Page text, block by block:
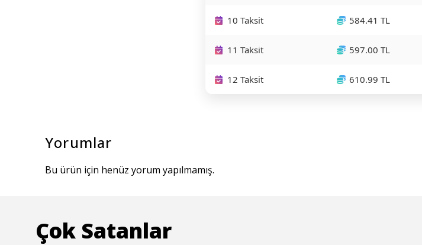
10 Taksit 584.41 TL
11 Taksit 597.00 TL
12 Taksit 610.99 TL
Yorumlar
Bu ürün için henüz yorum yapılmamış.
Çok Satanlar